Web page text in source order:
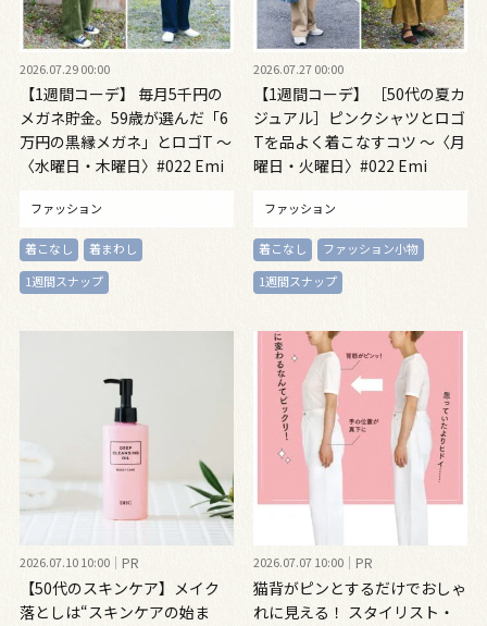
2026.07.29 00:00
【1週間コーデ】 毎月5千円の
メガネ貯金。59歳が選んだ「6
万円の黒縁メガネ」とロゴT ～
〈水曜日・木曜日〉#022 Emi
ファッション
着こなし
着まわし
1週間スナップ
2026.07.27 00:00
【1週間コーデ】 ［50代の夏カ
ジュアル］ピンクシャツとロゴ
Tを品よく着こなすコツ ～〈月
曜日・火曜日〉#022 Emi
ファッション
着こなし
ファッション小物
1週間スナップ
2026.07.10 10:00 PR
【50代のスキンケア】メイク
落としは“スキンケアの始ま
2026.07.07 10:00 PR
猫背がピンとするだけでおしゃ
れに見える！ スタイリスト・